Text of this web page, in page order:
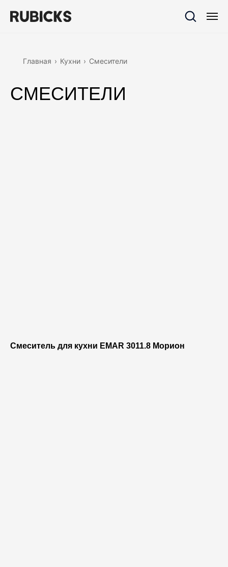
Главная › Кухни › Смесители
СМЕСИТЕЛИ
Смеситель для кухни EMAR 3011.8 Морион